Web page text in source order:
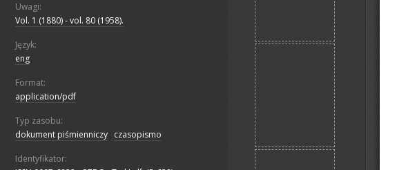
Uwagi:
Vol. 1 (1880) - vol. 80 (1958).
Język:
eng
Format:
application/pdf
Typ zasobu:
dokument piśmienniczy czasopismo
Identyfikator: